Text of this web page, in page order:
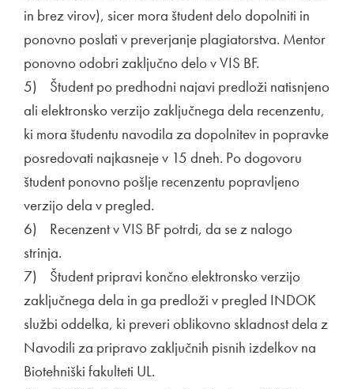
in brez virov), sicer mora študent delo dopolniti in
ponovno poslati v preverjanje plagiatorstva. Mentor
ponovno odobri zaključno delo v VIS BF.
5) Študent po predhodni najavi predloži natisnjeno
ali elektronsko verzijo zaključnega dela recenzentu,
ki mora študentu navodila za dopolnitev in popravke
posredovati najkasneje v 15 dneh. Po dogovoru
študent ponovno pošlje recenzentu popravljeno
verzijo dela v pregled.
6) Recenzent v VIS BF potrdi, da se z nalogo
strinja.
7) Študent pripravi končno elektronsko verzijo
zaključnega dela in ga predloži v pregled INDOK
službi oddelka, ki preveri oblikovno skladnost dela z
Navodili za pripravo zaključnih pisnih izdelkov na
Biotehniški fakulteti UL.